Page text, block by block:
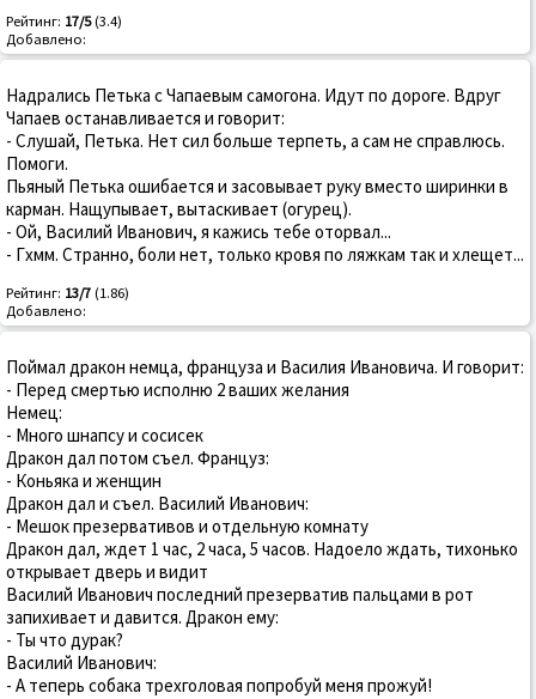
Рейтинг: 17/5(3.4)
Добавлено:
Надрались Петька с Чапаевым самогона. Идут по дороге. Вдруг
Чапаев останавливается и говорит:
- Слушай, Петька. Нет сил больше терпеть, а сам не справлюсь.
Помоги.
Пьяный Петька ошибается и засовывает руку вместо ширинки в
карман. Нащупывает, вытаскивает (огурец).
- Ой, Василий Иванович, я кажись тебе оторвал...
- Гхмм. Странно, боли нет, только кровя по ляжкам так и хлещет...
Рейтинг: 13/7 (1.86)
Добавлено:
Поймал дракон немца, француза и Василия Ивановича. И говорит:
- Перед смертью исполню 2 ваших желания
Немец:
- Много шнапсу и сосисек
Дракон дал потом съел. Француз:
- Коньяка и женщин
Дракон дал и съел. Василий Иванович:
- Мешок презервативов и отдельную комнату
Дракон дал, ждет 1 час, 2 часа, 5 часов. Надоело ждать, тихонько
открывает дверь и видит
Василий Иванович последний презерватив пальцами в рот
запихивает и давится. Дракон ему:
- Ты что дурак?
Василий Иванович:
- А теперь собака трехголовая попробуй меня прожуй!